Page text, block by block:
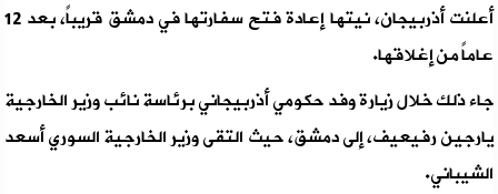
أعلنت أذربيجان، نيتها إعادة فتح سفارتها في دمشق قريباً، بعد 12
عاماً من إغلاقها.
جاء ذلك خلال زيارة وفد حكومي أذربيجاني برئاسة نائب وزير الخارجية
يارجين رفيعيف، إلى دمشق، حيث التقى وزير الخارجية السوري أسعد
الشيباني.